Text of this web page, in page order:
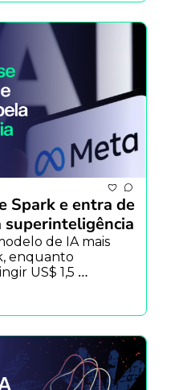
Spark e entra de
superinteligência
de IA mais
enquanto
US$ 1,5
e investigação
do Norte